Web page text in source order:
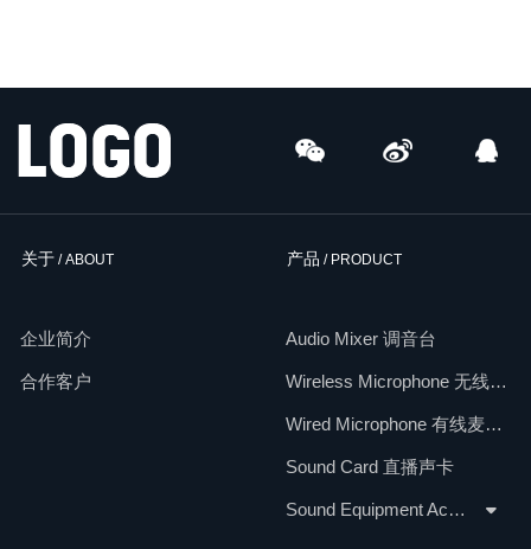
关于 / ABOUT
企业简介
合作客户
产品 / PRODUCT
Audio Mixer 调音台
Wireless Microphone 无线麦克风
Wired Microphone 有线麦克风
Sound Card 直播声卡
Sound Equipment Accessories 配件